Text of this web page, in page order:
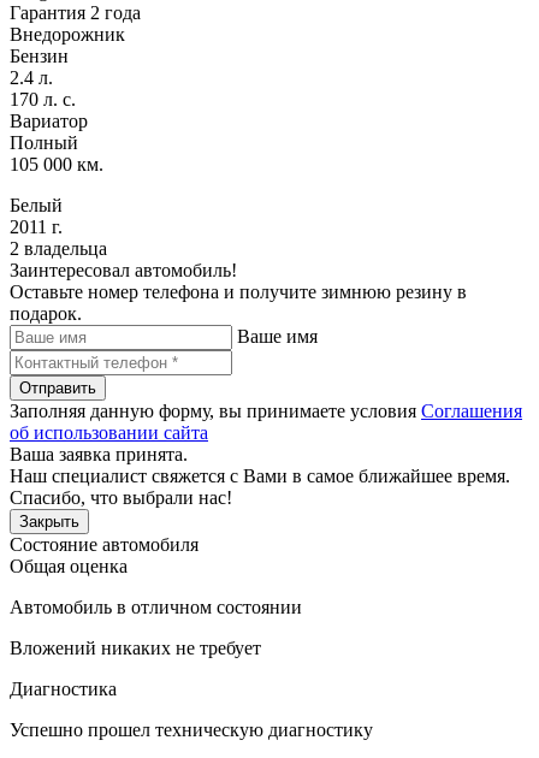
Гарантия 2 года
Внедорожник
Бензин
2.4 л.
170 л. с.
Вариатор
Полный
105 000 км.
Белый
2011 г.
2 владельца
Заинтересовал автомобиль!
Оставьте номер телефона и получите зимнюю резину в
подарок.
Ваше имя
Отправить
Заполняя данную форму, вы принимаете условия Соглашения
об использовании сайта
Ваша заявка принята.
Наш специалист свяжется с Вами в самое ближайшее время.
Спасибо, что выбрали нас!
Закрыть
Состояние автомобиля
Общая оценка
Автомобиль в отличном состоянии
Вложений никаких не требует
Диагностика
Успешно прошел техническую диагностику